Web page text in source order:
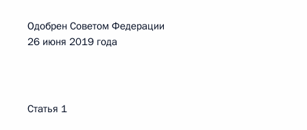
Одобрен Советом Федерации
26 июня 2019 года
Статья 1